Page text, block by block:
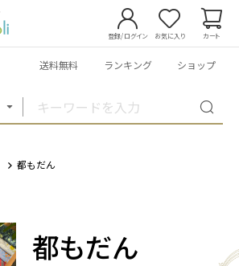
登録/ログイン お気に入り カート
送料無料 ランキング ショップ
都もだん
都もだん